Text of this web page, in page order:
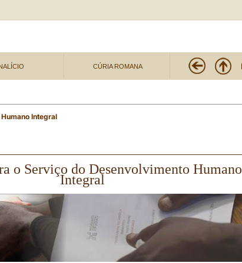
CÚRIA ROMANA
Integral
o Serviço do Desenvolvimento Humano
Integral